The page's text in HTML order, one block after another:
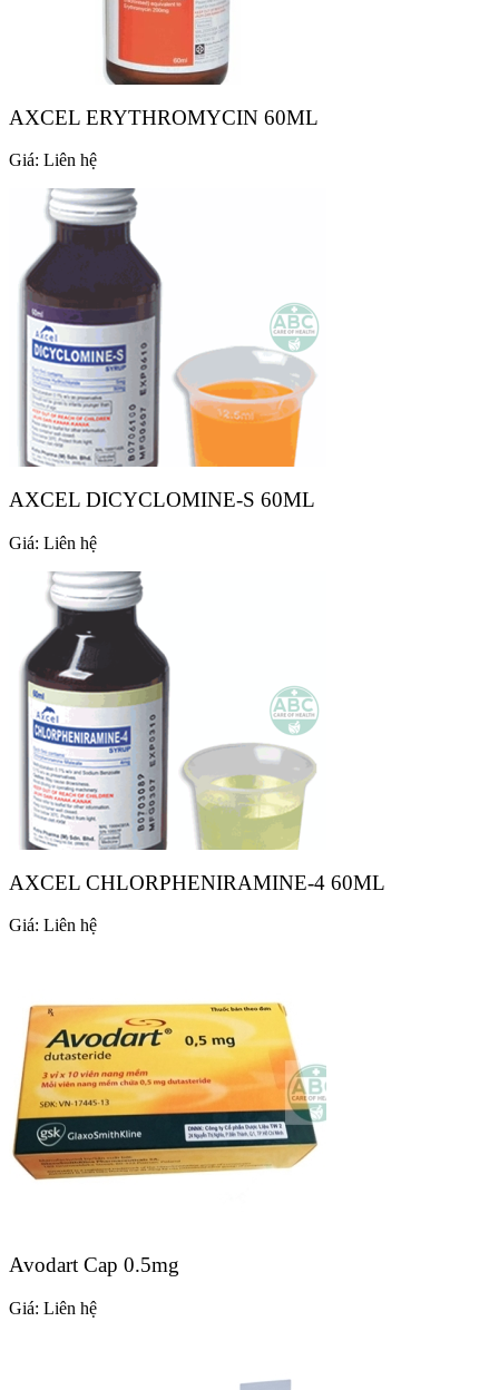
AXCEL ERYTHROMYCIN 60ML
Giá: Liên hệ
AXCEL DICYCLOMINE-S 60ML
Giá: Liên hệ
AXCEL CHLORPHENIRAMINE-4 60ML
Giá: Liên hệ
Avodart Cap 0.5mg
Giá: Liên hệ